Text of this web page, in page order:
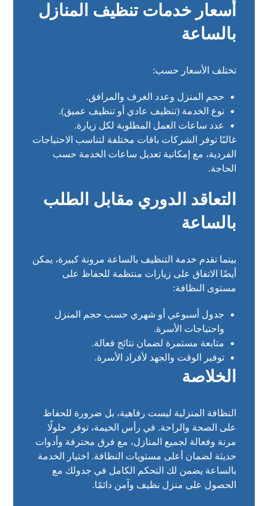
أسعار خدمات تنظيف المنازل
بالساعة
تختلف الأسعار حسب:
حجم المنزل وعدد الغرف والمرافق.
نوع الخدمة (تنظيف عادي أو تنظيف عميق).
عدد ساعات العمل المطلوبة لكل زيارة.
غالبًا توفر الشركات باقات مختلفة لتناسب الاحتياجات
الفردية، مع إمكانية تعديل ساعات الخدمة حسب
الحاجة.
التعاقد الدوري مقابل الطلب
بالساعة
بينما تقدم خدمة التنظيف بالساعة مرونة كبيرة، يمكن
أيضًا الاتفاق على زيارات منتظمة للحفاظ على
مستوى النظافة:
جدول أسبوعي أو شهري حسب حجم المنزل
واحتياجات الأسرة.
متابعة مستمرة لضمان نتائج فعالة.
توفير الوقت والجهد لأفراد الأسرة.
الخلاصة
النظافة المنزلية ليست رفاهية، بل ضرورة للحفاظ
على الصحة والراحة. في رأس الخيمة، توفر حلولًا
مرنة وفعالة لجميع المنازل، مع فرق محترفة وأدوات
حديثة لضمان أعلى مستويات النظافة. اختيار الخدمة
بالساعة يضمن لك التحكم الكامل في جدولك مع
الحصول على منزل نظيف وآمن دائمًا.